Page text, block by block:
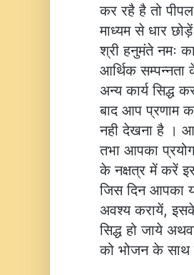
कर रहै है तो
माध्यम से धार
श्री हनुमंते नमः
आर्थिक
अन्य कार्य सिद्ध
बाद आप प्रणाम
नही देखना है ।
तभा आपका
के नक्षत्र में करें
जिस दिन आपका
अवश्य करायें,
सिद्ध हो जाये
को भोजन के साथ